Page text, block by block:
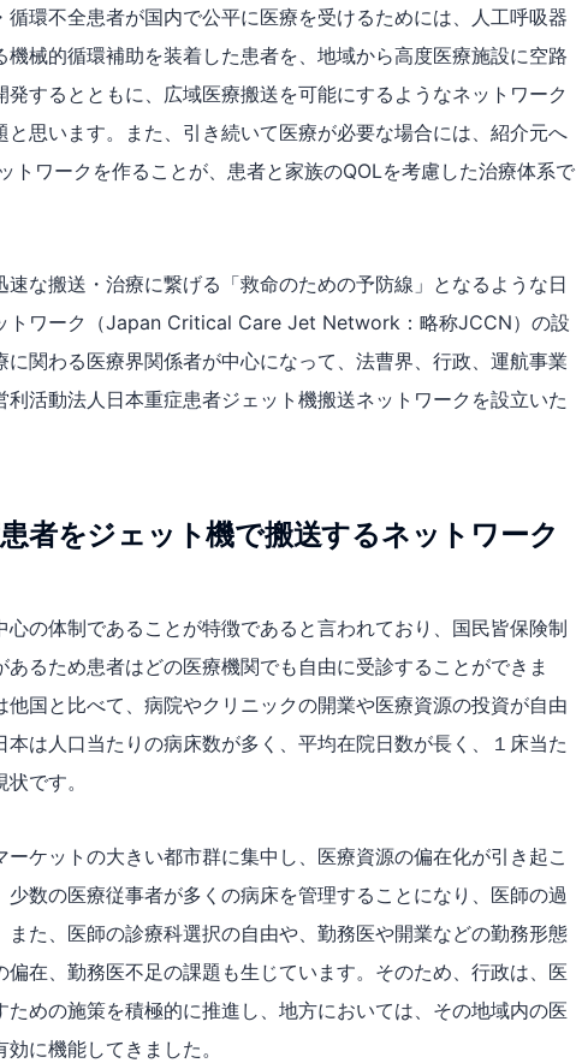
循環不全患者が国内で公平に医療を受けるためには、人工呼吸器
械的循環補助を装着した患者を、地域から高度医療施設に空路
するとともに、広域医療搬送を可能にするようなネットワーク
と思います。また、引き続いて医療が必要な場合には、紹介元へ
ワークを作ることが、患者と家族のQOLを考慮した治療体系で
な搬送・治療に繋げる「救命のための予防線」となるような日
トワーク（Japan Critical Care Jet Network：略称JCCN）の設
関わる医療界関係者が中心になって、法曹界、行政、運航事業
活動法人日本重症患者ジェット機搬送ネットワークを設立いた
者をジェット機で搬送するネットワーク
の体制であることが特徴であると言われており、国民皆保険制
るため患者はどの医療機関でも自由に受診することができま
国と比べて、病院やクリニックの開業や医療資源の投資が自由
は人口当たりの病床数が多く、平均在院日数が長く、１床当た
です。
ケットの大きい都市群に集中し、医療資源の偏在化が引き起こ
少数の医療従事者が多くの病床を管理することになり、医師の過
た、医師の診療科選択の自由や、勤務医や開業などの勤務形態
在、勤務医不足の課題も生じています。そのため、行政は、医
めの施策を積極的に推進し、地方においては、その地域内の医
に機能してきました。